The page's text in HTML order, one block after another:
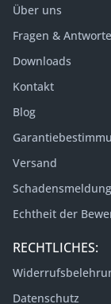
Über uns
Fragen &
Downloads
Kontakt
Blog
Versand
Schadensmeldung
Echtheit der
RECHTLICHES:
Datenschutz